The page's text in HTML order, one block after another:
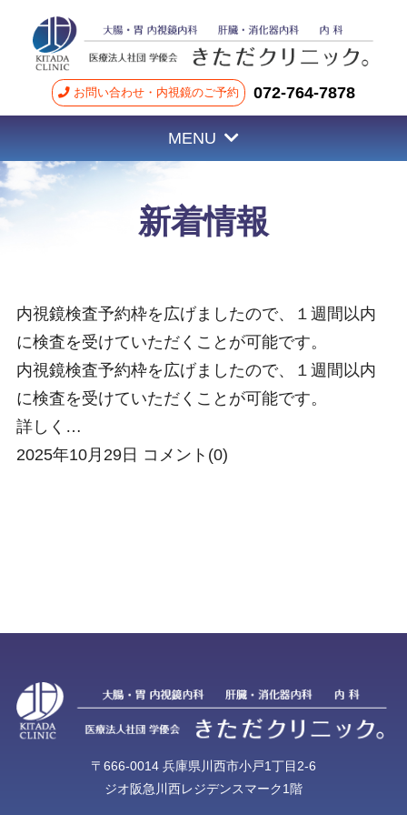
お問い合わせ・内視鏡のご予約 072-764-7878
MENU
新着情報
内視鏡検査予約枠を広げましたので、１週間以内
に検査を受けていただくことが可能です。
内視鏡検査予約枠を広げましたので、１週間以内
に検査を受けていただくことが可能です。
詳しく…
2025年10月29日 コメント(0)
〒666-0014 兵庫県川西市小戸1丁目2-6
ジオ阪急川西レジデンスマーク1階